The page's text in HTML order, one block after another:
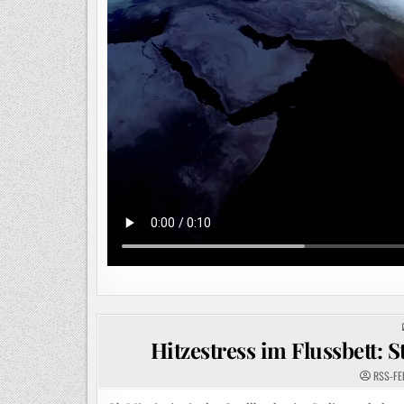
Hitzestress im Flussbett:
RSS-